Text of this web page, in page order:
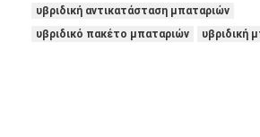
LCD φορτιστής μπαταρίας
υβριδική αντικατάσταση μπαταριών
υβριδικό πακέτο μπαταριών
υβριδική